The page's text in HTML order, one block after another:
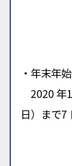
・年末年
2020 年
日）まで7